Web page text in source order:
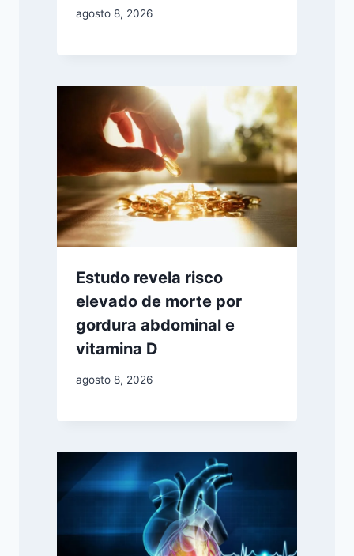
agosto 8, 2026
Estudo revela risco
elevado de morte por
gordura abdominal e
vitamina D
agosto 8, 2026